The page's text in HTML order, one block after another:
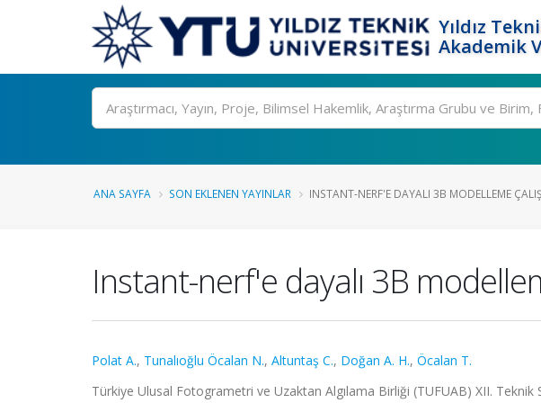
Yıldız
Akademik
Ara
ANA SAYFA SON EKLENEN YAYINLAR INSTANT-NERF'E DAYALI 3B MODELLEME
Instant-nerf'e dayalı 3B
Polat A., Tunalıoğlu Öcalan N., Altuntaş C., Doğan A. H., Öcalan T.
Türkiye Ulusal Fotogrametri ve Uzaktan Algılama Birliği (TUFUAB) XII.